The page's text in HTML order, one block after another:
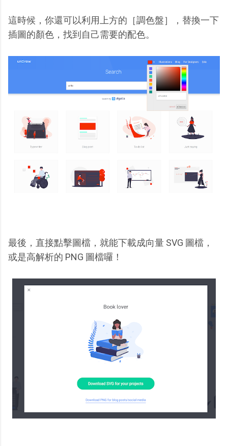
這時候，你還可以利用上方的［調色盤］，替換一下
插圖的顏色，找到自己需要的配色。
最後，直接點擊圖檔，就能下載成向量 SVG 圖檔，
或是高解析的 PNG 圖檔囉！